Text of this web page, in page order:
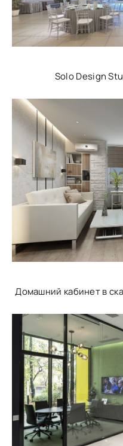
Solo Design
Домашний кабинет в